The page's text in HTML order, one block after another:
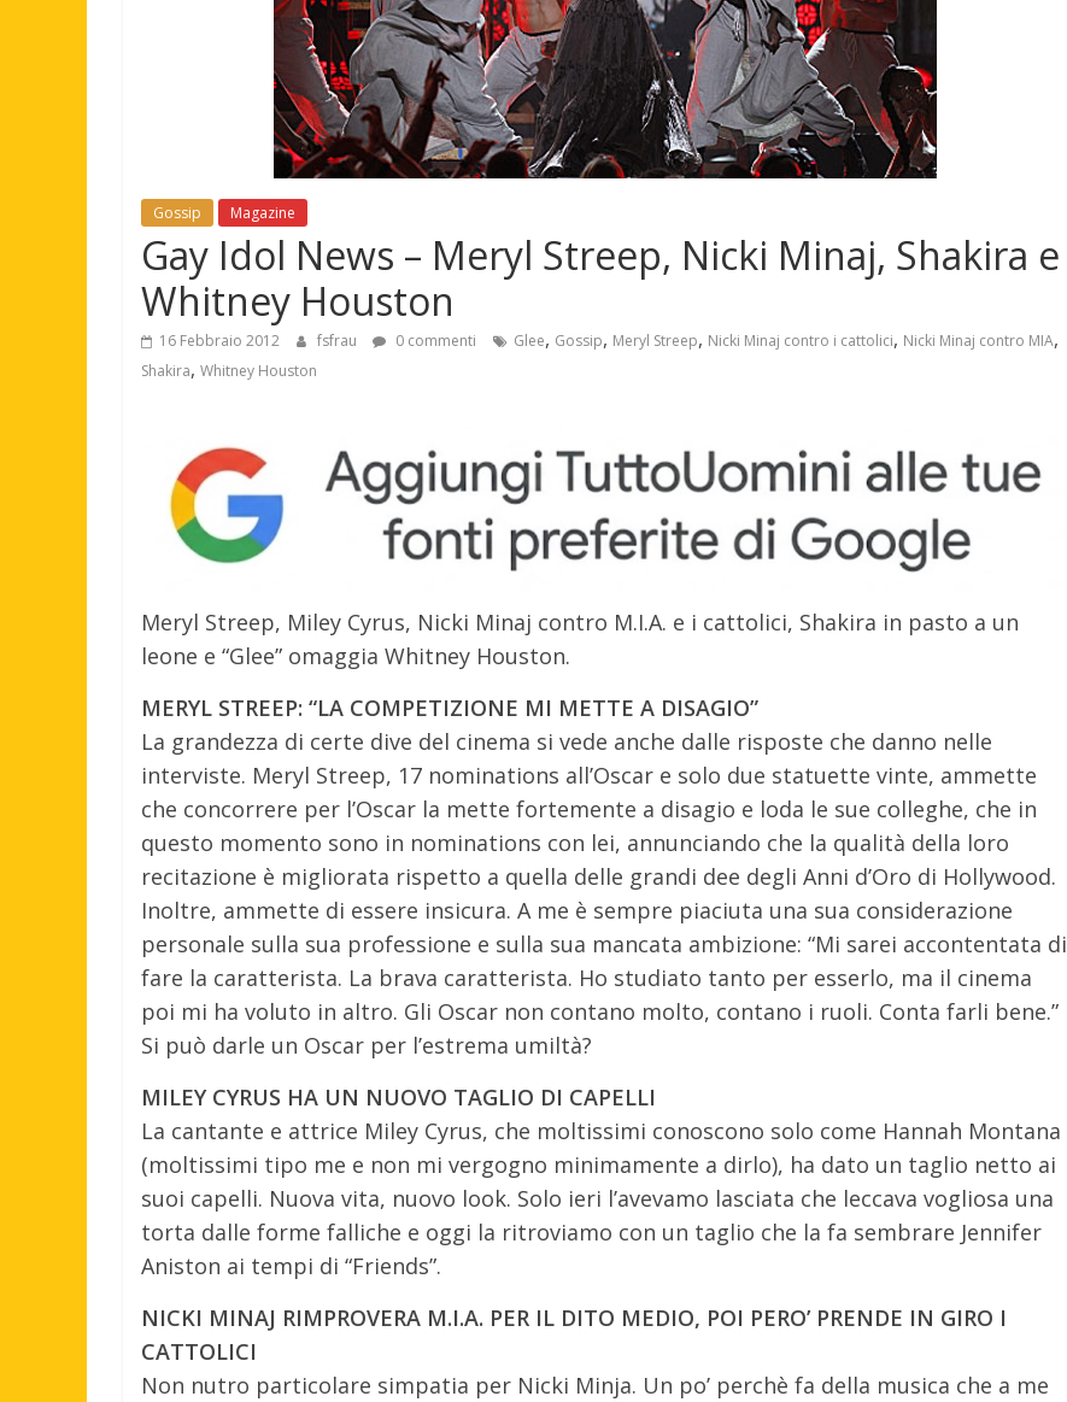
Gossip Magazine
Gay Idol News – Meryl Streep, Nicki Minaj, Shakira e
Whitney Houston
16 Febbraio 2012 fsfrau 0 commenti Glee, Gossip, Meryl Streep, Nicki Minaj contro i cattolici, Nicki Minaj contro MIA,
Shakira, Whitney Houston
Meryl Streep, Miley Cyrus, Nicki Minaj contro M.I.A. e i cattolici, Shakira in pasto a un
leone e “Glee” omaggia Whitney Houston.
MERYL STREEP: “LA COMPETIZIONE MI METTE A DISAGIO”
La grandezza di certe dive del cinema si vede anche dalle risposte che danno nelle
interviste. Meryl Streep, 17 nominations all’Oscar e solo due statuette vinte, ammette
che concorrere per l’Oscar la mette fortemente a disagio e loda le sue colleghe, che in
questo momento sono in nominations con lei, annunciando che la qualità della loro
recitazione è migliorata rispetto a quella delle grandi dee degli Anni d’Oro di Hollywood.
Inoltre, ammette di essere insicura. A me è sempre piaciuta una sua considerazione
personale sulla sua professione e sulla sua mancata ambizione: “Mi sarei accontentata di
fare la caratterista. La brava caratterista. Ho studiato tanto per esserlo, ma il cinema
poi mi ha voluto in altro. Gli Oscar non contano molto, contano i ruoli. Conta farli bene.”
Si può darle un Oscar per l’estrema umiltà?
MILEY CYRUS HA UN NUOVO TAGLIO DI CAPELLI
La cantante e attrice Miley Cyrus, che moltissimi conoscono solo come Hannah Montana
(moltissimi tipo me e non mi vergogno minimamente a dirlo), ha dato un taglio netto ai
suoi capelli. Nuova vita, nuovo look. Solo ieri l’avevamo lasciata che leccava vogliosa una
torta dalle forme falliche e oggi la ritroviamo con un taglio che la fa sembrare Jennifer
Aniston ai tempi di “Friends”.
NICKI MINAJ RIMPROVERA M.I.A. PER IL DITO MEDIO, POI PERO’ PRENDE IN GIRO I
CATTOLICI
Non nutro particolare simpatia per Nicki Minja. Un po’ perchè fa della musica che a me